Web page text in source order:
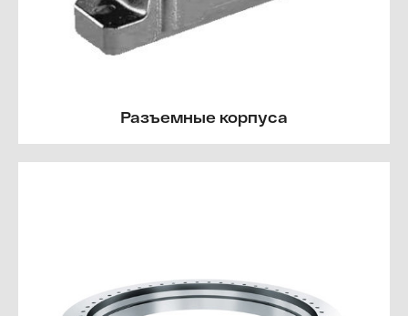
Разъемные корпуса